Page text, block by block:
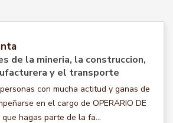
de la mineria, la construccion,
y el transporte
con mucha actitud y ganas de
en el cargo de OPERARIO DE
hagas parte de la fa...